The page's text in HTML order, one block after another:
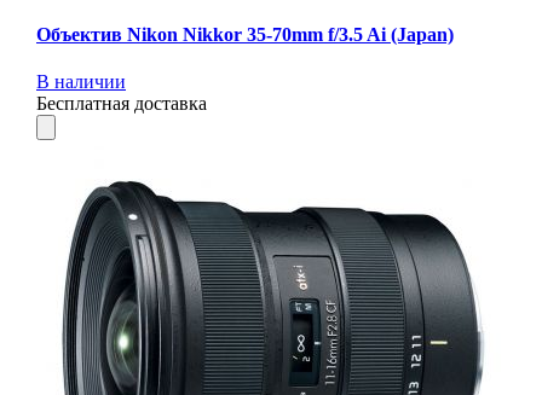
Объектив Nikon Nikkor 35-70mm f/3.5 Ai (Japan)
В наличии
Бесплатная доставка